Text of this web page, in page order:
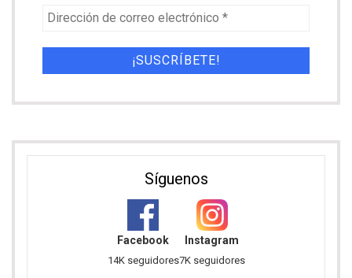
Síguenos
Facebook
14K seguidores
Instagram
7K seguidores